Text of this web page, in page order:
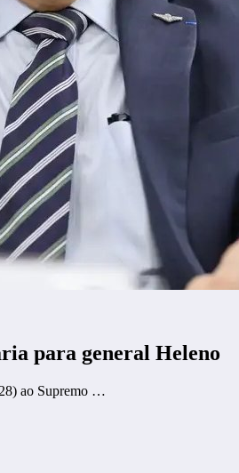
para general Heleno
ao Supremo …